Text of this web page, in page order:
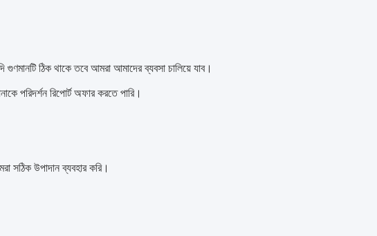
ঠিক থাকে তবে আমরা আমাদের ব্যবসা চালিয়ে যাব।
পরিদর্শন রিপোর্ট অফার করতে পারি।
সঠিক উপাদান ব্যবহার করি।